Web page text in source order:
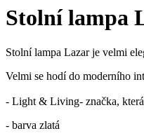
Stolní lampa
Stolní lampa Lazar je velmi
Velmi se hodí do moderního
- Light & Living- značka,
- barva zlatá